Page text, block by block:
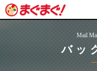
Mail
バッ